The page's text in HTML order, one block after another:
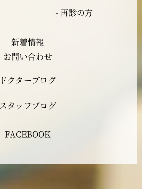
2023年4月
2023年3月
2023年2月
2023年1月
2022年12月
- 再診の方
新着情報
お問い合わせ
ドクターブログ
スタッフブログ
FACEBOOK